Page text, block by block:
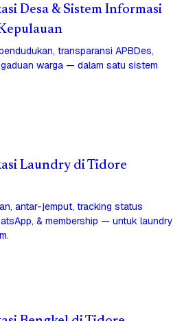
Desa & Sistem Informasi
transparansi APBDes,
warga — dalam satu sistem
Laundry di Tidore
antar-jemput, tracking status
& membership — untuk laundry